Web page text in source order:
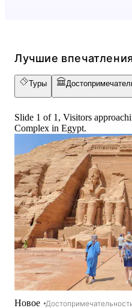
Лучшие
Туры
Slide 1 of 1, Visitors
Complex in Egypt.
Новое